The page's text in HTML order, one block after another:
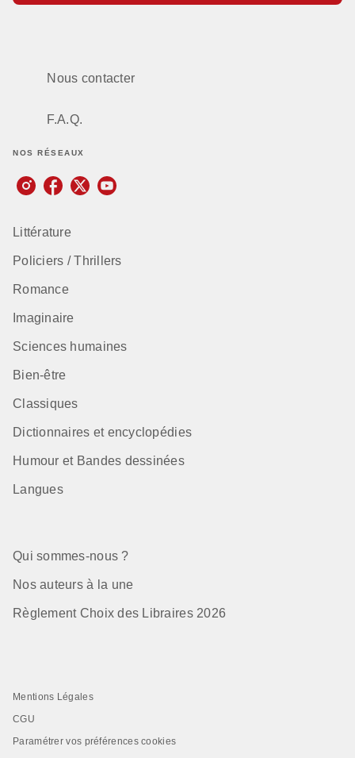
Nous contacter
F.A.Q.
NOS RÉSEAUX
Littérature
Policiers / Thrillers
Romance
Imaginaire
Sciences humaines
Bien-être
Classiques
Dictionnaires et encyclopédies
Humour et Bandes dessinées
Langues
Qui sommes-nous ?
Nos auteurs à la une
Règlement Choix des Libraires 2026
Mentions Légales
CGU
Paramétrer vos préférences cookies